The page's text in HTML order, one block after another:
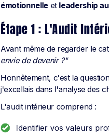
émotionnelleet leadership
Étape 1 : L'Audit
Avant même de regarder le
envie de devenir ?"
Honnêtement, c'est la
j'excellais dans l'analyse des
L'audit intérieur comprend :
Identifier vos valeurs